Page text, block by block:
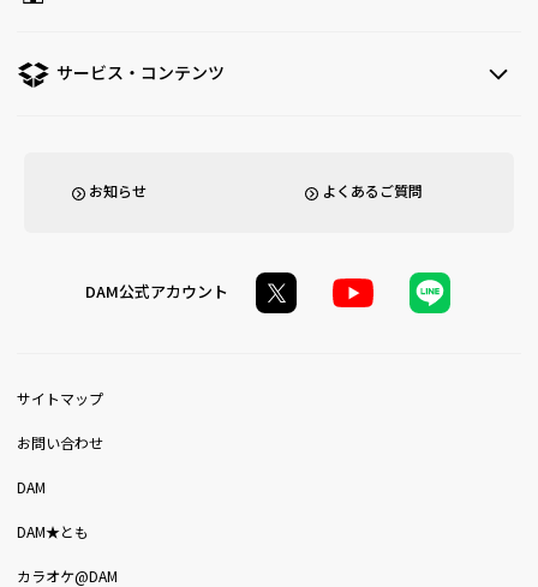
サービス・コンテンツ
お知らせ よくあるご質問
DAM公式アカウント
サイトマップ
お問い合わせ
DAM
DAM★とも
カラオケ@DAM